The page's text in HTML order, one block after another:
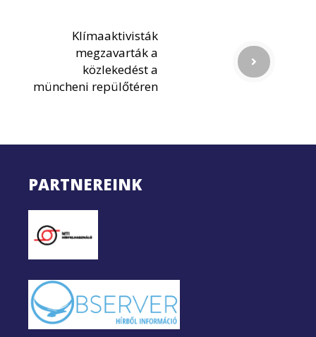
Klímaaktivisták
megzavarták a
közlekedést a
müncheni repülőtéren
PARTNEREINK